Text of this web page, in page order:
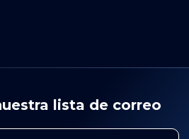
lista de correo